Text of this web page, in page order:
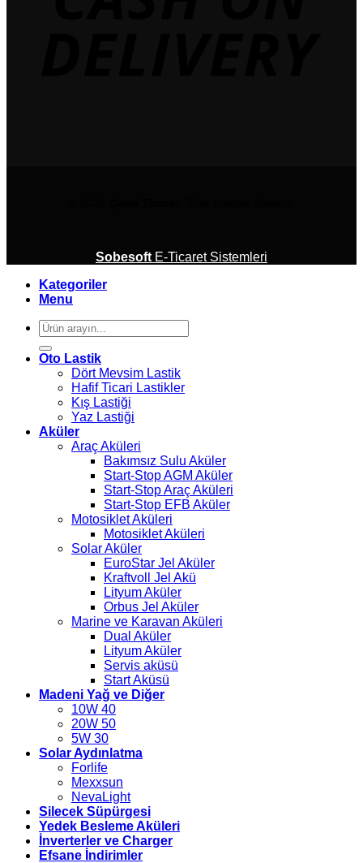
Sobesoft E-Ticaret Sistemleri
Kategoriler
Menu
Ara:
Oto Lastik
Dört Mevsim Lastik
Hafif Ticari Lastikler
Kış Lastiği
Yaz Lastiği
Aküler
Araç Aküleri
Bakımsız Sulu Aküler
Start-Stop AGM Aküler
Start-Stop Araç Aküleri
Start-Stop EFB Aküler
Motosiklet Aküleri
Motosiklet Aküleri
Solar Aküler
EuroStar Jel Aküler
Kraftvoll Jel Akü
Lityum Aküler
Orbus Jel Aküler
Marine ve Karavan Aküleri
Dual Aküler
Lityum Aküler
Servis aküsü
Start Aküsü
Madeni Yağ ve Diğer
10W 40
20W 50
5W 30
Solar Aydınlatma
Forlife
Mexxsun
NevaLight
Silecek Süpürgesi
Yedek Besleme Aküleri
İnverterler ve Charger
Efsane İndirimler